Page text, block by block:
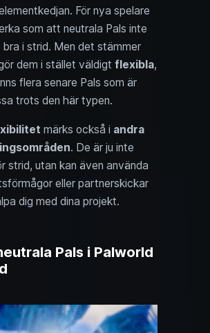
För nya spelare
som att neutrala Pals inte
bra i strid. Men det stämmer
dem i stället väldigt flexibla,
flera senare Pals som är
trots den här typen.
märks också i andra
. De är ju inte
strid, utan kan även använda
eller partnerskickar
dig med dina projekt.
Pals i Palworld